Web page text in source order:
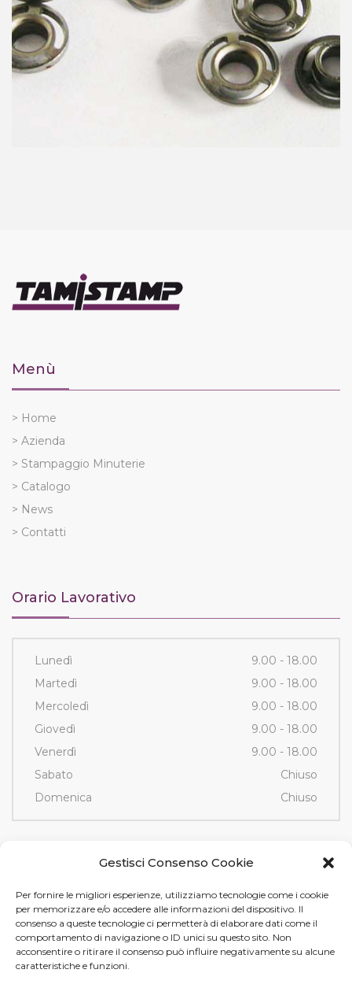
Gestisci Consenso Cookie
Per fornire le migliori esperienze, utilizziamo tecnologie come i cookie
per memorizzare e/o accedere alle informazioni del dispositivo. Il
consenso a queste tecnologie ci permetterà di elaborare dati come il
comportamento di navigazione o ID unici su questo sito. Non
acconsentire o ritirare il consenso può influire negativamente su alcune
caratteristiche e funzioni.
Menù
> Home
> Azienda
> Stampaggio Minuterie
> Catalogo
> News
> Contatti
Orario Lavorativo
Lunedì
9.00 - 18.00
Martedì
9.00 - 18.00
Mercoledì
9.00 - 18.00
Giovedì
9.00 - 18.00
Venerdì
9.00 - 18.00
Sabato
Chiuso
Domenica
Chiuso
Via Fornace, 3/D - 35036
Montegrotto Terme (PD)
Tel e Fax+39 049 89 12 605
info@tamistamp.com